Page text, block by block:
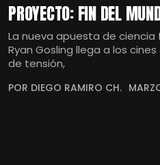
PROYECTO: FIN DEL
La nueva apuesta de
Ryan Gosling llega a los
de tensión,
POR DIEGO RAMIRO CH.